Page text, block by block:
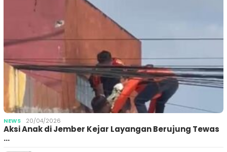
NEWS 20/04/2026
Aksi Anak di Jember Kejar Layangan Berujung Tewas
…